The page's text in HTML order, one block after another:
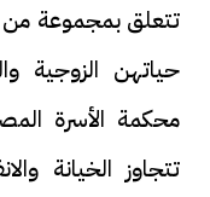
تتعلق بمجموعة من
حياتهن الزوجية
محكمة الأسرة
تتجاوز الخيانة